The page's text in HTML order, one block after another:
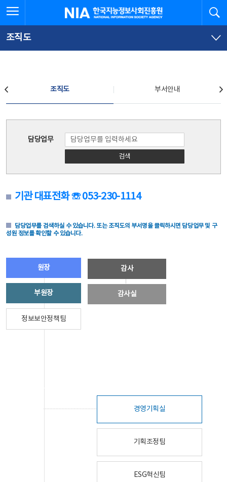
문
로
가
체
뉴
바
가
한국지능정보사회진흥원
조직도
조직도 부서안내
담당업무
검색
기관 대표전화 ☏ 053-230-1114
담당업무를 검색하실 수 있습니다. 또는 조직도의 부서명을 클릭하시면 담당업무 및 구
성원 정보를 확인할 수 있습니다.
원장
부원장
정보보안정책팀
감사
감사실
경영기획실
기획조정팀
ESG혁신팀